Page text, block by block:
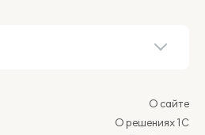
О сайте
О решениях 1С